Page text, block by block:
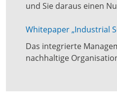
und Sie daraus einen
Whitepaper „Industrial
Das integrierte
nachhaltige